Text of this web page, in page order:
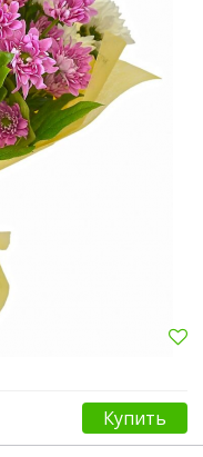
Купить